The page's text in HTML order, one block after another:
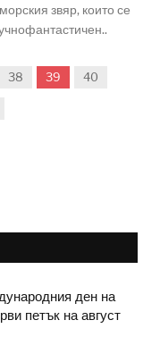
звяр, които се
38 39 40
ден на
петък на август